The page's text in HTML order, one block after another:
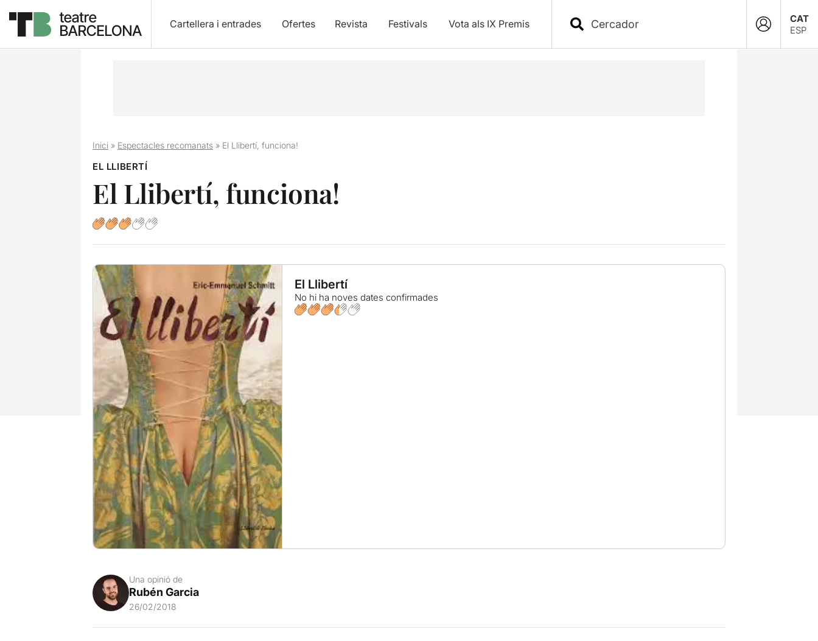
Cartellera i entrades Ofertes Revista Festivals Vota als IX Premis
CAT
ESP
Inici» Espectacles recomanats» El Llibertí, funciona!
EL LLIBERTÍ
El Llibertí, funciona!
El Llibertí
No hi ha noves dates confirmades
Una opinió de
Rubén Garcia
26/02/2018